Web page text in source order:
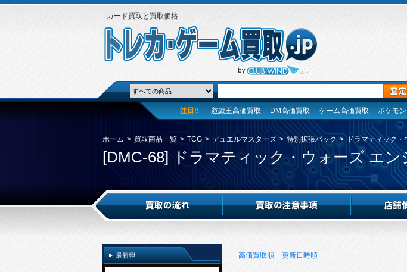
カード買取と買取価格
注目!! 遊戯王高価買取 DM高価買取 ゲーム高価買取 ポケモ
ホーム > 買取商品一覧 > TCG > デュエルマスターズ > 特別拡張パック > ドラマティック・
[DMC-68] ドラマティック・ウォーズ エン
高価買取順 更新日時順
最新弾